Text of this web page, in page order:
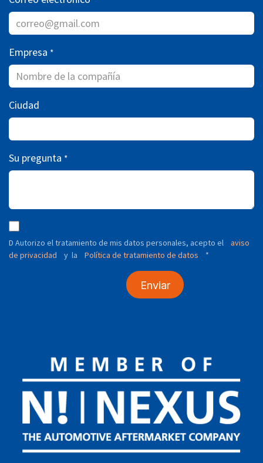
Empresa *
Ciudad
Su pregunta *
D Autorizo ​​el tratamiento de mis datos personales, acepto el
aviso
de privacidad
y la Política de tratamiento de datos *
Enviar